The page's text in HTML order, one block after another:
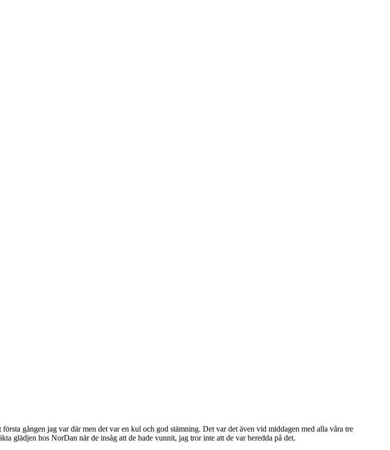
gången jag var där men det var en kul och god stämning. Det var det även vid middagen med alla våra tre
glädjen hos NorDan när de insåg att de hade vunnit, jag tror inte att de var beredda på det.